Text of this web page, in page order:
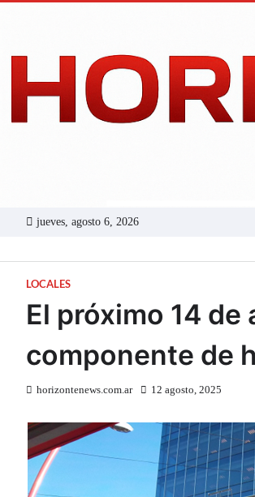
jueves, agosto 6, 2026
LOCALES
El próximo 14
componente de
horizontenews.com.ar 12 agosto, 2025